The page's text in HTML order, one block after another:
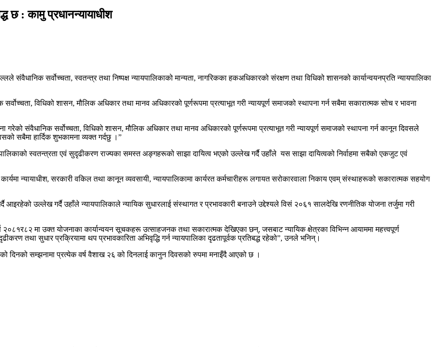
छ : कामु प्रधानन्यायाधीश
संवैधानिक सर्वोच्चता, स्वतन्त्र तथा निष्पक्ष न्यायपालिकाको मान्यता, नागरिकका हकअधिकारको संरक्षण तथा विधिको शासनको कार्यान्वयनप्रति न्यायपालिका
विधिको शासन, मौलिक अधिकार तथा मानव अधिकारको पूर्णरूपमा प्रत्याभूत गरी न्यायपूर्ण समाजको स्थापना गर्न सबैमा सकारात्मक सोच र भावना
गरेको संवैधानिक सर्वोच्चता, विधिको शासन, मौलिक अधिकार तथा मानव अधिकारको पूर्णरूपमा प्रत्याभूत गरी न्यायपूर्ण समाजको स्थापना गर्न कानून दिवसले
सबैमा हार्दिक शुभकामना व्यक्त गर्दछु ।”
स्वतन्त्रता एवं सुदृढीकरण राज्यका समस्त अङ्गहरूको साझा दायित्व भएको उल्लेख गर्दै उहाँले यस साझा दायित्वको निर्वाहमा सबैको एकजुट एवं
न्यायाधीश, सरकारी वकिल तथा कानून व्यवसायी, न्यायपालिकामा कार्यरत कर्मचारीहरू लगायत सरोकारवाला निकाय एवम् संस्थाहरूको सकारात्मक सहयोग
आइरहेको उल्लेख गर्दै उहाँले न्यायपालिकाले न्यायिक सुधारलाई संस्थागत र प्रभावकारी बनाउने उद्देश्यले विसं २०६१ सालदेखि रणनीतिक योजना तर्जुमा गरी
२०८१र८२ मा उक्त योजनाका कार्यान्वयन सूचकहरू उत्साहजनक तथा सकारात्मक देखिएका छन्, जसबाट न्यायिक क्षेत्रका विभिन्न आयाममा महत्त्वपूर्ण
तथा सुधार प्रक्रियामा थप प्रभावकारिता अभिवृद्धि गर्न न्यायपालिका दृढतापूर्वक प्रतिबद्ध रहेको”, उनले भनिन्।
सम्झनामा प्रत्येक वर्ष वैशाख २६ को दिनलाई कानुन दिवसको रुपमा मनाइँदै आएको छ ।